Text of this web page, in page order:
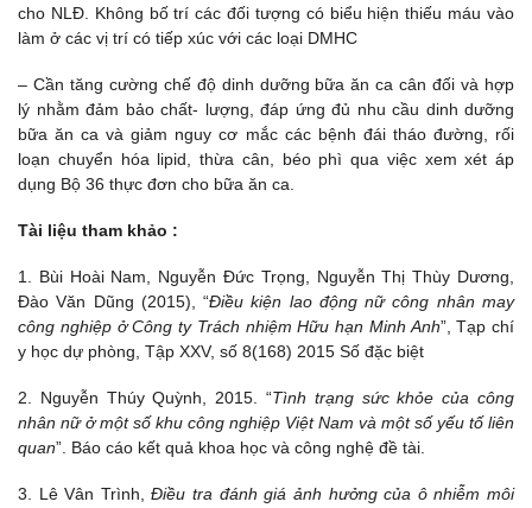
cho NLĐ. Không bố trí các đối tượng có biểu hiện thiếu máu vào
làm ở các vị trí có tiếp xúc với các loại DMHC
– Cần tăng cường chế độ dinh dưỡng bữa ăn ca cân đối và hợp
lý nhằm đảm bảo chất- lượng, đáp ứng đủ nhu cầu dinh dưỡng
bữa ăn ca và giảm nguy cơ mắc các bệnh đái tháo đường, rối
loạn chuyển hóa lipid, thừa cân, béo phì qua việc xem xét áp
dụng Bộ 36 thực đơn cho bữa ăn ca.
Tài liệu tham khảo :
1. Bùi Hoài Nam, Nguyễn Đức Trọng, Nguyễn Thị Thùy Dương,
Đào Văn Dũng (2015), “Điều kiện lao động nữ công nhân may
công nghiệp ở Công ty Trách nhiệm Hữu hạn Minh Anh”, Tạp chí
y học dự phòng, Tập XXV, số 8(168) 2015 Số đặc biệt
2. Nguyễn Thúy Quỳnh, 2015. “Tình trạng sức khỏe của công
nhân nữ ở một số khu công nghiệp Việt Nam và một số yếu tố liên
quan”. Báo cáo kết quả khoa học và công nghệ đề tài.
3. Lê Vân Trình,Điều tra đánh giá ảnh hưởng của ô nhiễm môi